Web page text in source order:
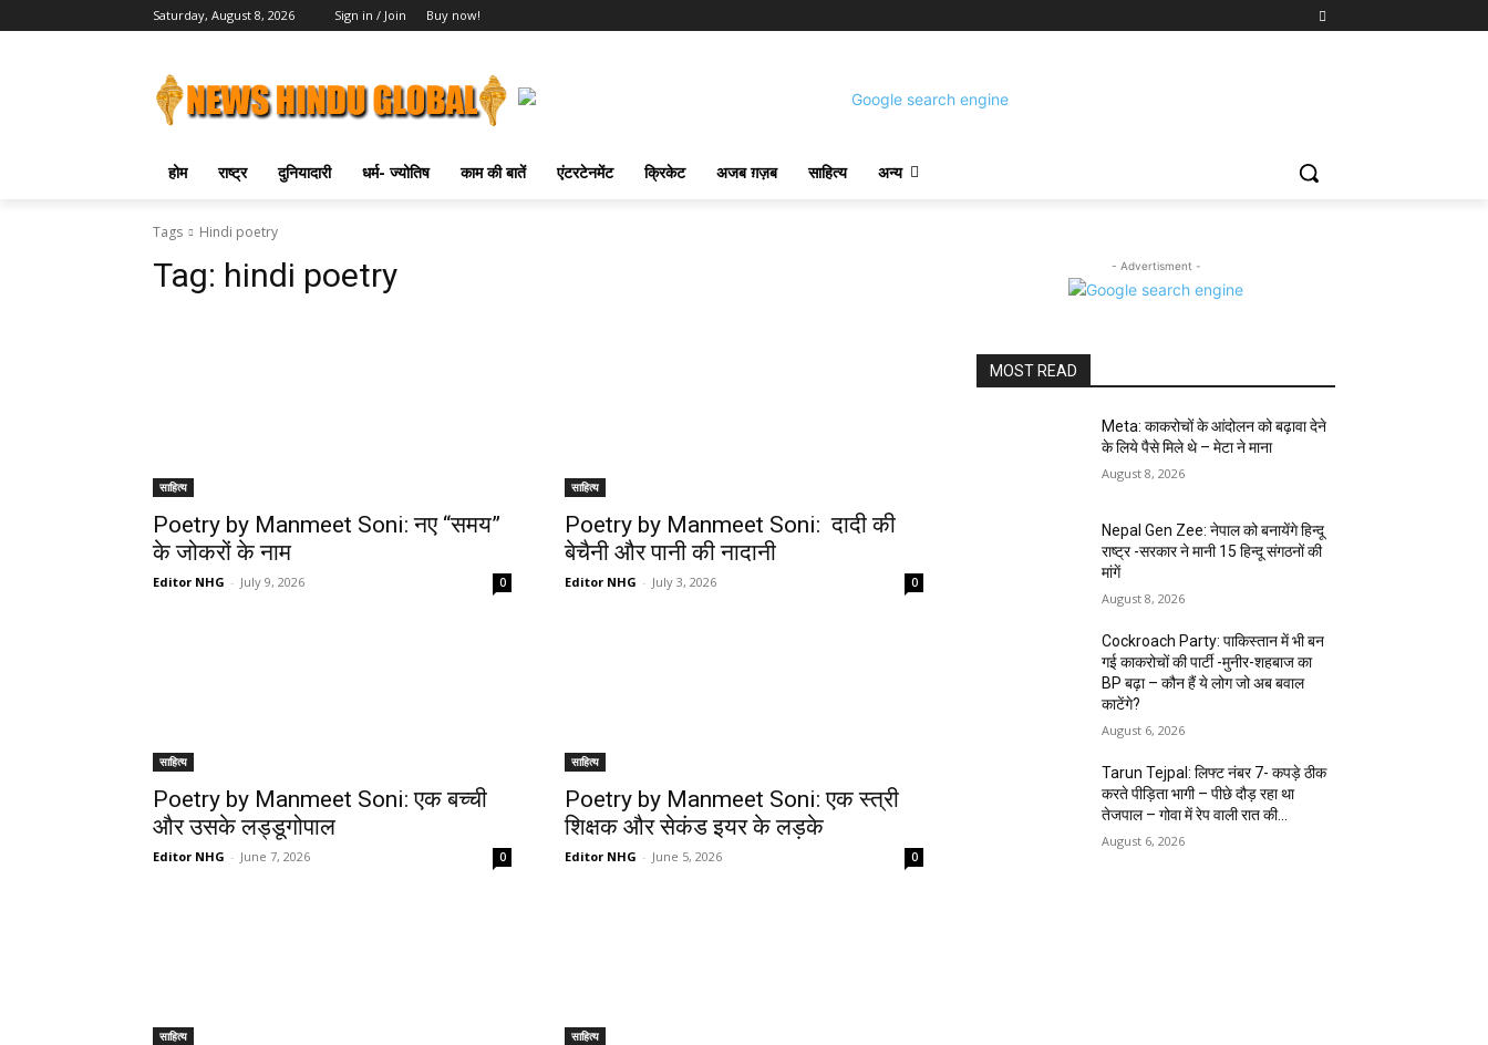
Saturday, August 8, 2026 Sign in / Join Buy now!
होम राष्ट्र दुनियादारी धर्म- ज्योतिष काम की बातें एंटरटेनमेंट क्रिकेट अजब ग़ज़ब साहित्य अन्य
Tags Hindi poetry
Tag: hindi poetry
साहित्य
Poetry by Manmeet Soni: नए “समय”
के जोकरों के नाम
Editor NHG - July 9, 2026 0
साहित्य
Poetry by Manmeet Soni: दादी की
बेचैनी और पानी की नादानी
Editor NHG - July 3, 2026 0
साहित्य
Poetry by Manmeet Soni: एक बच्ची
और उसके लड्डूगोपाल
Editor NHG - June 7, 2026 0
साहित्य
Poetry by Manmeet Soni: एक स्त्री
शिक्षक और सेकंड इयर के लड़के
Editor NHG - June 5, 2026 0
साहित्य साहित्य
- Advertisment -
MOST READ
Meta: काकरोचों के आंदोलन को बढ़ावा देने
के लिये पैसे मिले थे – मेटा ने माना
August 8, 2026
Nepal Gen Zee: नेपाल को बनायेंगे हिन्दू
राष्ट्र -सरकार ने मानी 15 हिन्दू संगठनों की
मांगें
August 8, 2026
Cockroach Party: पाकिस्तान में भी बन
गई काकरोचों की पार्टी -मुनीर-शहबाज का
BP बढ़ा – कौन हैं ये लोग जो अब बवाल
काटेंगे?
August 6, 2026
Tarun Tejpal: लिफ्ट नंबर 7- कपड़े ठीक
करते पीड़िता भागी – पीछे दौड़ रहा था
तेजपाल – गोवा में रेप वाली रात की...
August 6, 2026